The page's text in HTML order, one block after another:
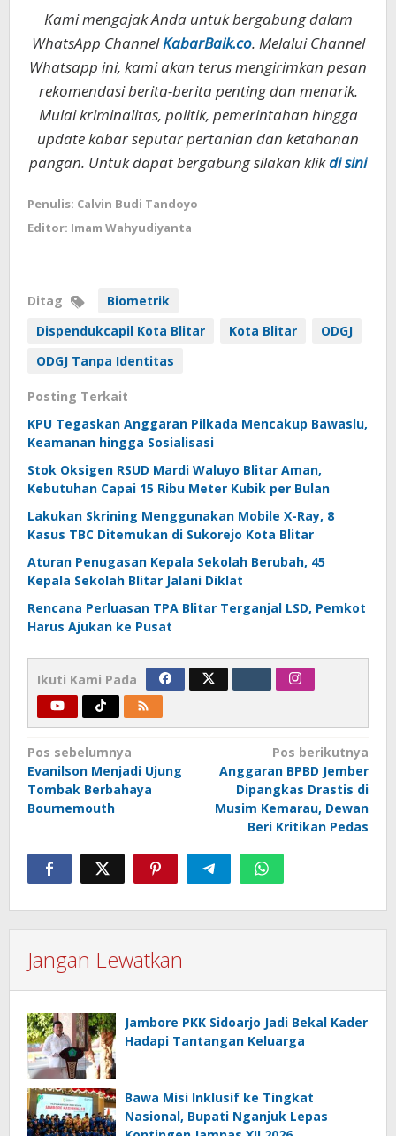
Kami mengajak Anda untuk bergabung dalam
WhatsApp ChannelKabarBaik.co. Melalui Channel
Whatsapp ini, kami akan terus mengirimkan pesan
rekomendasi berita-berita penting dan menarik.
Mulai kriminalitas, politik, pemerintahan hingga
update kabar seputar pertanian dan ketahanan
pangan. Untuk dapat bergabung silakan klikdi sini
Penulis: Calvin Budi Tandoyo
Editor: Imam Wahyudiyanta
Ditag
Biometrik
Dispendukcapil Kota Blitar
Kota Blitar
ODGJ
ODGJ Tanpa Identitas
Posting Terkait
KPU Tegaskan Anggaran Pilkada Mencakup Bawaslu,
Keamanan hingga Sosialisasi
Stok Oksigen RSUD Mardi Waluyo Blitar Aman,
Kebutuhan Capai 15 Ribu Meter Kubik per Bulan
Lakukan Skrining Menggunakan Mobile X-Ray, 8
Kasus TBC Ditemukan di Sukorejo Kota Blitar
Aturan Penugasan Kepala Sekolah Berubah, 45
Kepala Sekolah Blitar Jalani Diklat
Rencana Perluasan TPA Blitar Terganjal LSD, Pemkot
Harus Ajukan ke Pusat
Ikuti Kami Pada
Navigasi
pos
Pos sebelumnya
Evanilson Menjadi Ujung
Tombak Berbahaya
Bournemouth
Pos berikutnya
Anggaran BPBD Jember
Dipangkas Drastis di
Musim Kemarau, Dewan
Beri Kritikan Pedas
Jangan Lewatkan
Jambore PKK Sidoarjo Jadi Bekal Kader
Hadapi Tantangan Keluarga
Bawa Misi Inklusif ke Tingkat
Nasional, Bupati Nganjuk Lepas